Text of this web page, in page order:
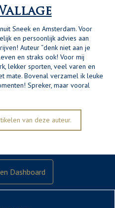
Sneek en Amsterdam. Voor
en persoonlijk advies aan
Auteur “denk niet aan je
en straks ook! Voor mij
lekker sporten, veel varen en
mate. Bovenal verzamel ik leuke
Spreker, maar vooral
van deze auteur.
Dashboard